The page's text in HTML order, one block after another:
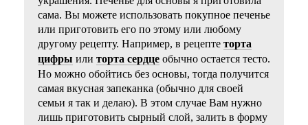
сама. Вы можете использовать покупное печенье
или приготовить его по этому или любому
другому рецепту. Например, в рецепте торта
цифры или торта сердце обычно остается тесто.
Но можно обойтись без основы, тогда получится
самая вкусная запеканка (обычно для своей
семьи я так и делаю). В этом случае Вам нужно
лишь приготовить сырный слой, залить в форму